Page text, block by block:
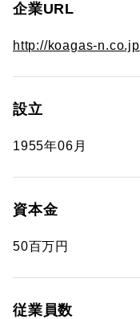
企業URL
http://koagas-n.co.jp
設立
1955年06月
資本金
50百万円
従業員数